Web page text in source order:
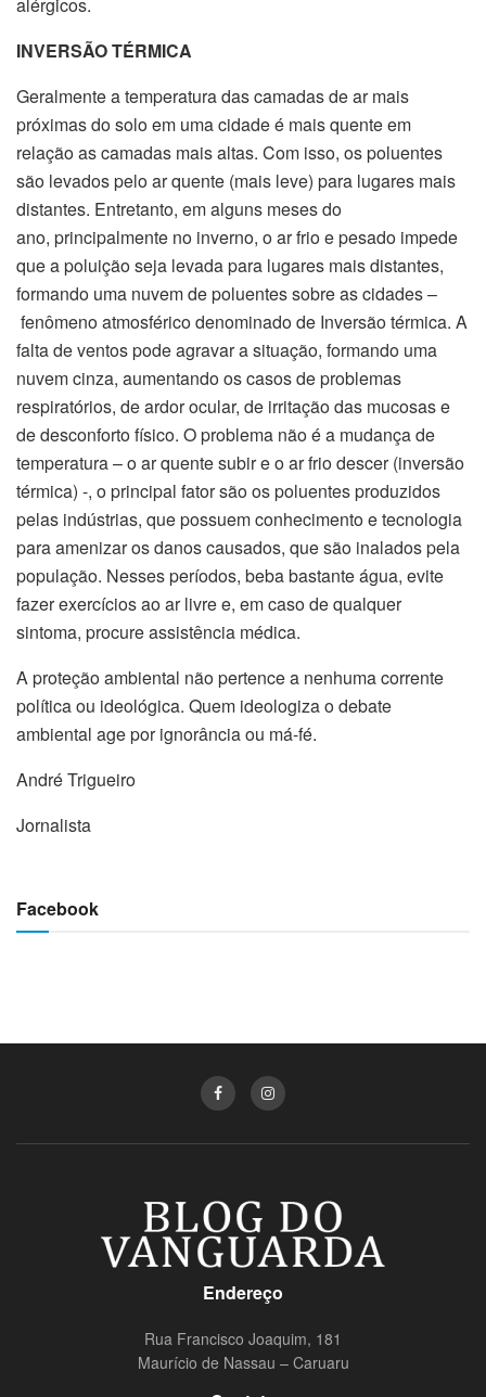
INVERSÃO TÉRMICA
Geralmente a temperatura das camadas de ar mais
próximas do solo em uma cidade é mais quente em
relação as camadas mais altas. Com isso, os poluentes
são levados pelo ar quente (mais leve) para lugares mais
distantes. Entretanto, em alguns meses do
ano, principalmente no inverno, o ar frio e pesado impede
que a poluição seja levada para lugares mais distantes,
formando uma nuvem de poluentes sobre as cidades –
fenômeno atmosférico denominado de Inversão térmica. A
falta de ventos pode agravar a situação, formando uma
nuvem cinza, aumentando os casos de problemas
respiratórios, de ardor ocular, de irritação das mucosas e
de desconforto físico. O problema não é a mudança de
temperatura – o ar quente subir e o ar frio descer (inversão
térmica) -, o principal fator são os poluentes produzidos
pelas indústrias, que possuem conhecimento e tecnologia
para amenizar os danos causados, que são inalados pela
população. Nesses períodos, beba bastante água, evite
fazer exercícios ao ar livre e, em caso de qualquer
sintoma, procure assistência médica.
A proteção ambiental não pertence a nenhuma corrente
política ou ideológica. Quem ideologiza o debate
ambiental age por ignorância ou má-fé.
André Trigueiro
Jornalista
Facebook
Endereço
Rua Francisco Joaquim, 181
Maurício de Nassau – Caruaru